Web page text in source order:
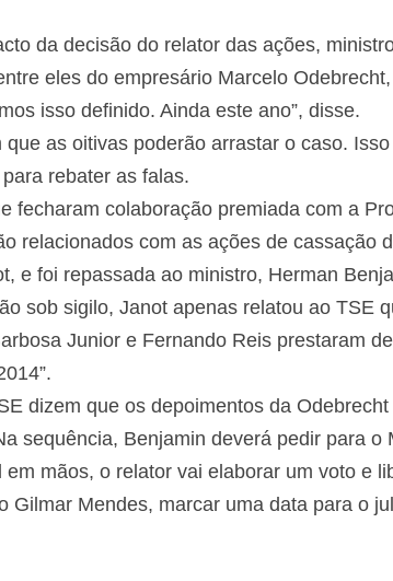
da decisão do relator das ações,
eles do empresário Marcelo
isso definido. Ainda este ano”, disse.
as oitivas poderão arrastar o caso.
rebater as falas.
fecharam colaboração premiada com a
relacionados com as ações de cassação
e foi repassada ao ministro, Herman
sob sigilo, Janot apenas relatou ao TSE
Junior e Fernando Reis prestaram
dizem que os depoimentos da
sequência, Benjamin deverá pedir para
mãos, o relator vai elaborar um voto e
Gilmar Mendes, marcar uma data para o